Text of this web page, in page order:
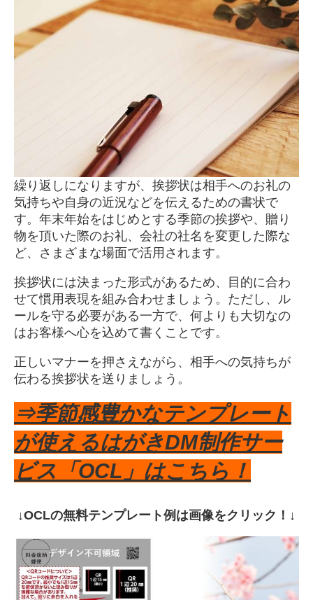
繰り返しになりますが、挨拶状は相手へのお礼の
気持ちや自身の近況などを伝えるための書状で
す。年末年始をはじめとする季節の挨拶や、贈り
物を頂いた際のお礼、会社の社名を変更した際な
ど、さまざまな場面で活用されます。
挨拶状には決まった形式があるため、目的に合わ
せて慣用表現を組み合わせましょう。ただし、ル
ールを守る必要がある一方で、何よりも大切なの
はお客様へ心を込めて書くことです。
正しいマナーを押さえながら、相手への気持ちが
伝わる挨拶状を送りましょう。
⇒季節感豊かなテンプレート
が使えるはがきDM制作サー
ビス「OCL」はこちら！
↓OCLの無料テンプレート例は画像をクリック！↓